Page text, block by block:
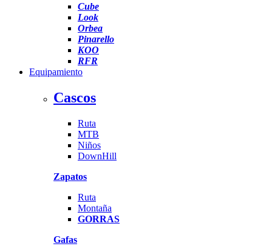
Cube
Look
Orbea
Pinarello
KOO
RFR
Equipamiento
Cascos
Ruta
MTB
Niños
DownHill
Zapatos
Ruta
Montaña
GORRAS
Gafas